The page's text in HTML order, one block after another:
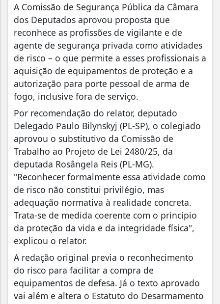
A Comissão de Segurança Pública da Câmara
dos Deputados aprovou proposta que
reconhece as profissões de vigilante e de
agente de segurança privada como atividades
de risco – o que permite a esses profissionais a
aquisição de equipamentos de proteção e a
autorização para porte pessoal de arma de
fogo, inclusive fora de serviço.
Por recomendação do relator, deputado
Delegado Paulo Bilynskyj (PL-SP), o colegiado
aprovou o substitutivo da Comissão de
Trabalho ao Projeto de Lei 2480/25, da
deputada Rosângela Reis (PL-MG).
"Reconhecer formalmente essa atividade como
de risco não constitui privilégio, mas
adequação normativa à realidade concreta.
Trata-se de medida coerente com o princípio
da proteção da vida e da integridade física",
explicou o relator.
A redação original previa o reconhecimento
do risco para facilitar a compra de
equipamentos de defesa. Já o texto aprovado
vai além e altera o Estatuto do Desarmamento